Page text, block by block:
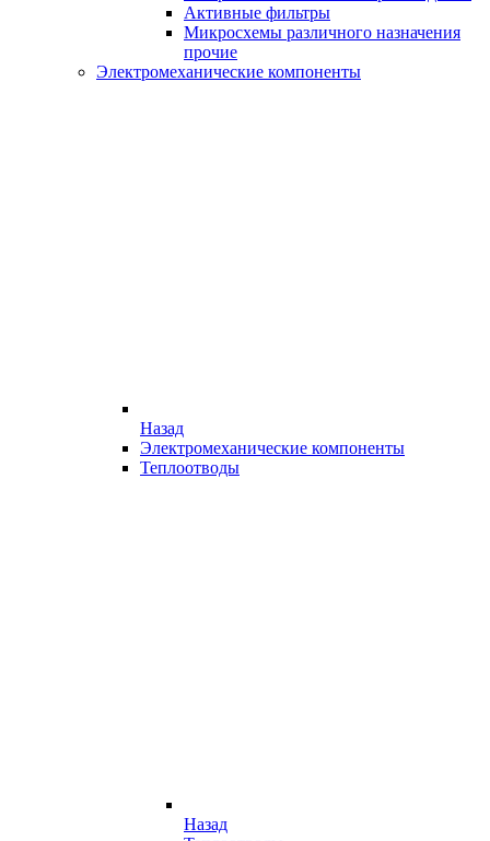
Активные фильтры
Микросхемы различного назначения
прочие
Электромеханические компоненты
Назад
Электромеханические компоненты
Теплоотводы
Назад